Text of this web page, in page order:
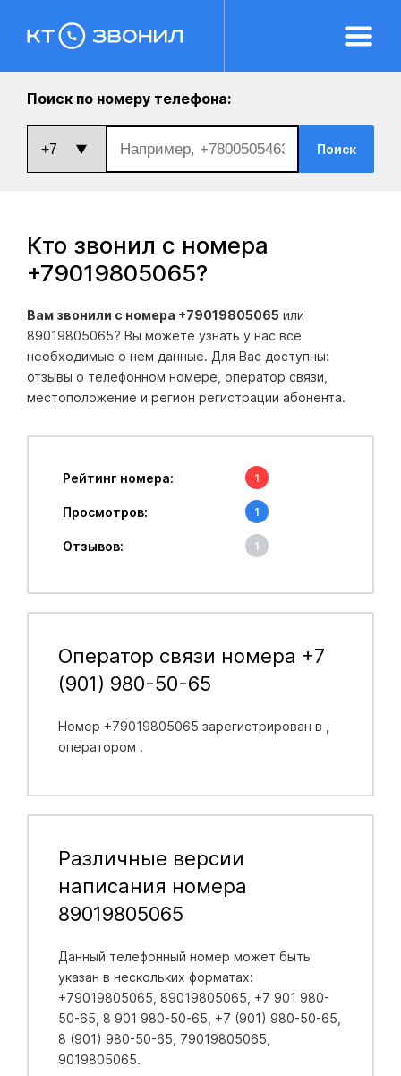
Поиск по номеру телефона:
Поиск
Кто звонил с номера
+79019805065?
Вам звонили с номера +79019805065 или
89019805065? Вы можете узнать у нас все
необходимые о нем данные. Для Вас доступны:
отзывы о телефонном номере, оператор связи,
местоположение и регион регистрации абонента.
Рейтинг номера: 1
Просмотров: 1
Отзывов: 1
Оператор связи номера +7
(901) 980-50-65
Номер +79019805065 зарегистрирован в
оператором .
Различные версии
написания номера
89019805065
Данный телефонный номер может быть
указан в нескольких форматах:
+79019805065, 89019805065, +7 901 980-
50-65, 8 901 980-50-65, +7 (901) 980-50-65,
8 (901) 980-50-65, 79019805065,
9019805065.